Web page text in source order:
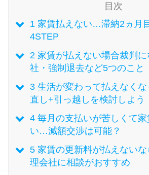
今月の家賃払え
は解決しないと
家賃払えないが
たい…市役所に
法2選
街金とは？絶対
に悩む人へ街金
い理由
目次
1家賃払えない…滞納2ヵ月
4STEP
2家賃が払えない場合裁判に
社・強制退去など5つのこと
3生活が変わって払えなく
直し+引っ越しを検討しよう
4毎月の支払いが苦しくて家
い…減額交渉は可能？
5家賃の更新料が払えないな
理会社に相談がおすすめ